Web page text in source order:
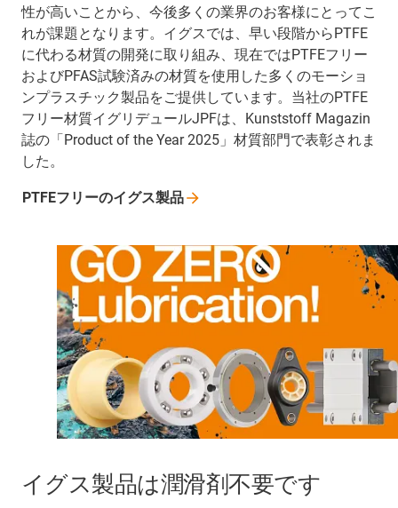
性が高いことから、今後多くの業界のお客様にとってこ
れが課題となります。イグスでは、早い段階からPTFE
に代わる材質の開発に取り組み、現在ではPTFEフリー
およびPFAS試験済みの材質を使用した多くのモーショ
ンプラスチック製品をご提供しています。当社のPTFE
フリー材質イグリデュールJPFは、Kunststoff Magazin
誌の「Product of the Year 2025」材質部門で表彰されま
した。
PTFEフリーのイグス製品
イグス製品は潤滑剤不要です